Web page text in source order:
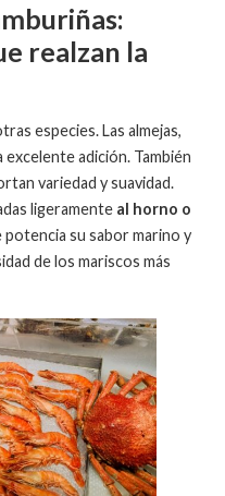
realzan la
especies. Las almejas,
adición. También
variedad y suavidad.
ligeramente al horno o
su sabor marino y
de los mariscos más